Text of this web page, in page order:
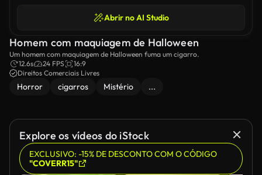
Abrir no AI Studio
Homem com maquiagem de Halloween
Um homem com maquiagem de Halloween fuma um cigarro.
12.6s
24 FPS
16:9
Direitos Comerciais Livres
Horror cigarros Mistério ...
Explore os vídeos do iStock
EXCLUSIVO: -15% DE DESCONTO COM O CÓDIGO
"COVERR15"